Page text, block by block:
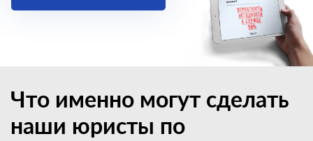
Что именно могут сделать
наши юристы по